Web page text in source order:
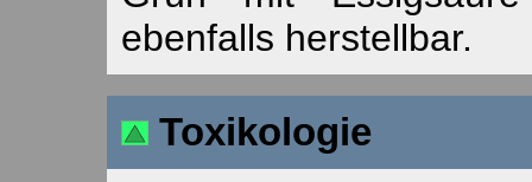
ebenfalls herstellbar.
Toxikologie